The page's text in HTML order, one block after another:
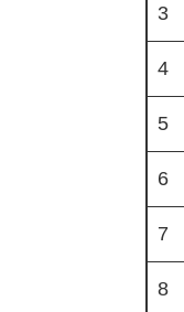
3
4
5
6
7
8